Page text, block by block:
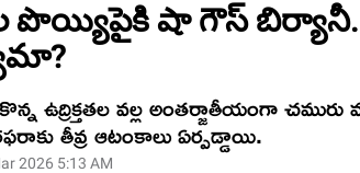
పొయ్యిపైకి షా గౌస్
ఉద్రిక్తతల వల్ల అంతర్జాతీయంగా
తీవ్ర ఆటంకాలు ఏర్పడ్డాయి.
2026 5:13 AM